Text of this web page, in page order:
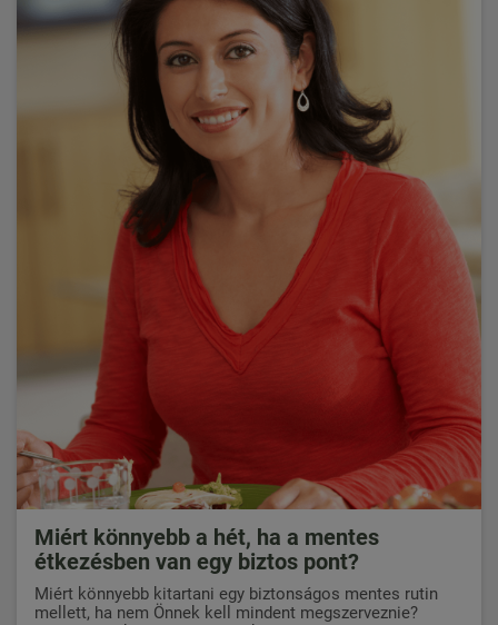
Miért könnyebb a hét, ha a mentes
étkezésben van egy biztos pont?
Miért könnyebb kitartani egy biztonságos mentes rutin
mellett, ha nem Önnek kell mindent megszerveznie?